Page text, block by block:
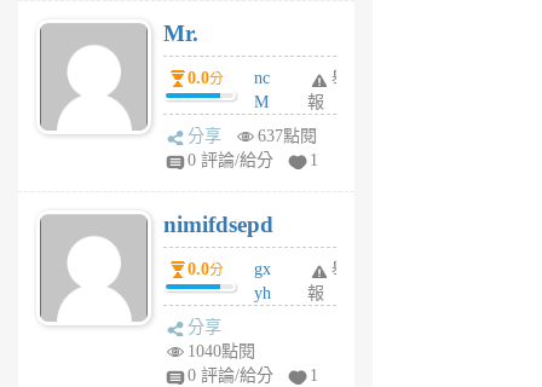
Mr.
0.0分
nc
M
U
F
U
5
個
月
舉
報
分享
637點閱
0 評論/給分
1
nimifdsepd
0.0分
gx
yh
jl
舉
報
分享
1040點閱
0 評論/給分
1